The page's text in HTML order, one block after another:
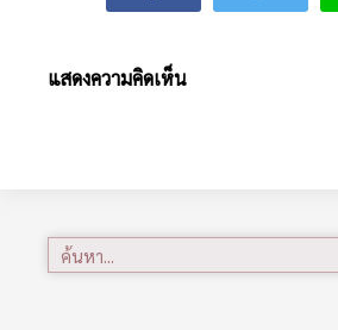
แสดงความคิดเห็น